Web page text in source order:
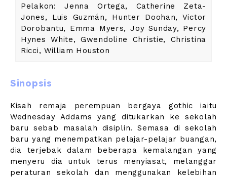
Pelakon: Jenna Ortega, Catherine Zeta-
Jones, Luis Guzmán, Hunter Doohan, Victor
Dorobantu, Emma Myers, Joy Sunday, Percy
Hynes White, Gwendoline Christie, Christina
Ricci, William Houston
Sinopsis
Kisah remaja perempuan bergaya gothic iaitu
Wednesday Addams yang ditukarkan ke sekolah
baru sebab masalah disiplin. Semasa di sekolah
baru yang menempatkan pelajar-pelajar buangan,
dia terjebak dalam beberapa kemalangan yang
menyeru dia untuk terus menyiasat, melanggar
peraturan sekolah dan menggunakan kelebihan